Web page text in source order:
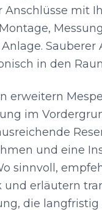
Anschlüsse mit
in den
erweitern
im
und eine
sinnvoll,
erläutern
die langfristig